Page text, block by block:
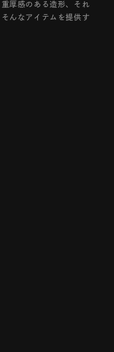
厚感のある造形、それ
んなアイテムを提供す